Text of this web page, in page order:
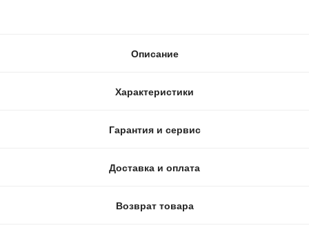
Описание
Характеристики
Гарантия и сервис
Доставка и оплата
Возврат товара